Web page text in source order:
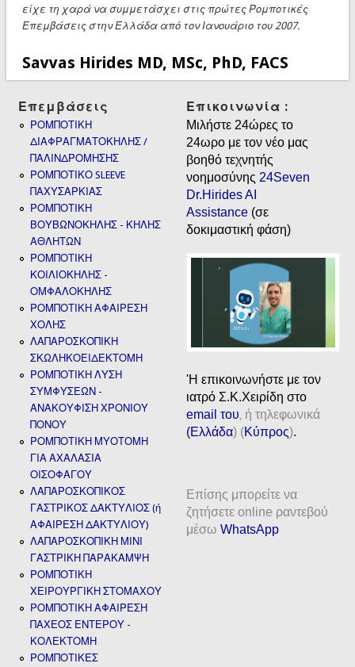
είχε τη χαρά να συμμετάσχει στις πρώτες Ρομποτικές
Επεμβάσεις στην Ελλάδα από τον Ιανουάριο του 2007.
Savvas Hirides MD, MSc, PhD, FACS
Επεμβάσεις
ΡΟΜΠΟΤΙΚΗ
ΔΙΑΦΡΑΓΜΑΤΟΚΗΛΗΣ /
ΠΑΛΙΝΔΡΟΜΗΣΗΣ
ΡΟΜΠΟΤΙΚΟ SLEEVE
ΠΑΧΥΣΑΡΚΙΑΣ
ΡΟΜΠΟΤΙΚΗ
ΒΟΥΒΩΝΟΚΗΛΗΣ - ΚΗΛΗΣ
ΑΘΛΗΤΩΝ
ΡΟΜΠΟΤΙΚΗ
ΚΟΙΛΙΟΚΗΛΗΣ -
ΟΜΦΑΛΟΚΗΛΗΣ
ΡΟΜΠΟΤΙΚΗ ΑΦΑΙΡΕΣΗ
ΧΟΛΗΣ
ΛΑΠΑΡΟΣΚΟΠΙΚΗ
ΣΚΩΛΗΚΟΕΙΔΕΚΤΟΜΗ
ΡΟΜΠΟΤΙΚΗ ΛΥΣΗ
ΣΥΜΦΥΣΕΩΝ -
ΑΝΑΚΟΥΦΙΣΗ ΧΡΟΝΙΟΥ
ΠΟΝΟΥ
ΡΟΜΠΟΤΙΚΗ ΜΥΟΤΟΜΗ
ΓΙΑ ΑΧΑΛΑΣΙΑ
ΟΙΣΟΦΑΓΟΥ
ΛΑΠΑΡΟΣΚΟΠΙΚΟΣ
ΓΑΣΤΡΙΚΟΣ ΔΑΚΤΥΛΙΟΣ (ή
ΑΦΑΙΡΕΣΗ ΔΑΚΤΥΛΙΟΥ)
ΛΑΠΑΡΟΣΚΟΠΙΚΗ ΜΙΝΙ
ΓΑΣΤΡΙΚΗ ΠΑΡΑΚΑΜΨΗ
ΡΟΜΠΟΤΙΚΗ
ΧΕΙΡΟΥΡΓΙΚΗ ΣΤΟΜΑΧΟΥ
ΡΟΜΠΟΤΙΚΗ ΑΦΑΙΡΕΣΗ
ΠΑΧΕΟΣ ΕΝΤΕΡΟΥ -
ΚΟΛΕΚΤΟΜΗ
ΡΟΜΠΟΤΙΚΕΣ
Επικοινωνία :
Μιλήστε 24ώρες το
24ωρο με τον νέο μας
βοηθό τεχνητής
νοημοσύνης 24Seven
Dr.Hirides AI
Assistance (σε
δοκιμαστική φάση)
'H επικοινωνήστε με τον
ιατρό Σ.Κ.Χειρίδη στο
email του, ή τηλεφωνικά
(Ελλάδα) (Κύπρος).
Επίσης μπορείτε να
ζητήσετε online ραντεβού
μέσωWhatsApp